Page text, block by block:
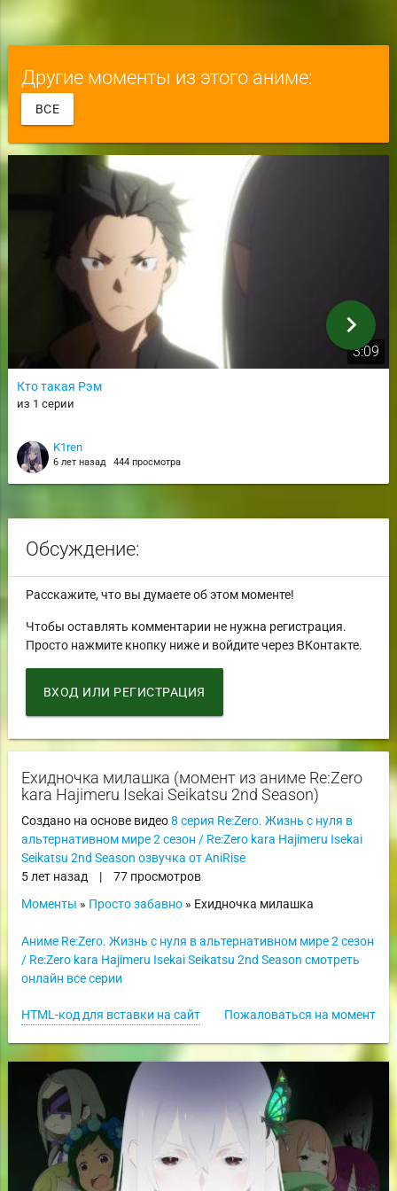
Другие моменты из этого аниме:
ВСЕ
3:09
Кто такая Рэм
из 1 серии
K1ren
6 лет назад 444 просмотра
chevron_right
Обсуждение:
Расскажите, что вы думаете об этом моменте!
Чтобы оставлять комментарии не нужна регистрация.
Просто нажмите кнопку ниже и войдите через ВКонтакте.
ВХОД ИЛИ РЕГИСТРАЦИЯ
Ехидночка милашка (момент из аниме Re:Zero
kara Hajimeru Isekai Seikatsu 2nd Season)
Создано на основе видео8 серия Re:Zero. Жизнь с нуля в
альтернативном мире 2 сезон / Re:Zero kara Hajimeru Isekai
Seikatsu 2nd Season озвучка от AniRise
5 лет назад
|
77 просмотров
Моменты » Просто забавно» Ехидночка милашка
Аниме Re:Zero. Жизнь с нуля в альтернативном мире 2 сезон
/ Re:Zero kara Hajimeru Isekai Seikatsu 2nd Season смотреть
онлайн все серии
Пожаловаться на момент
HTML-код для вставки на сайт